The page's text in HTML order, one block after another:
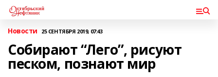
Новости 25 СЕНТЯБРЯ 2019, 07:43
Собирают “Лего”, рисуют
песком, познают мир